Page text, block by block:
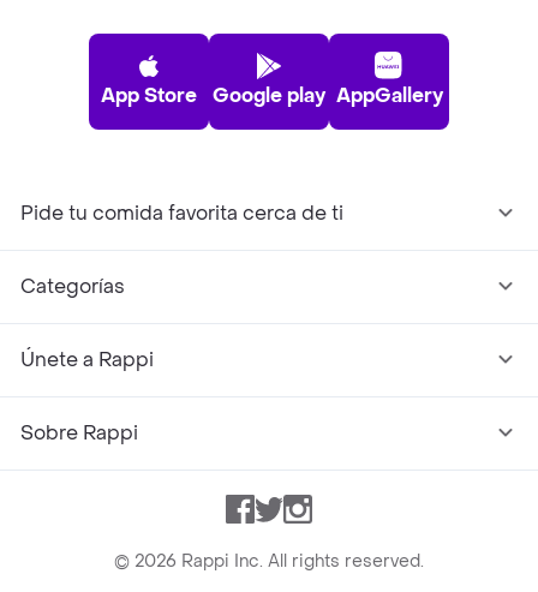
App Store Google play AppGallery
Pide tu comida favorita cerca de ti
Categorías
Únete a Rappi
Sobre Rappi
Facebook
TwitterInstagram
© 2026 Rappi Inc. All rights reserved.